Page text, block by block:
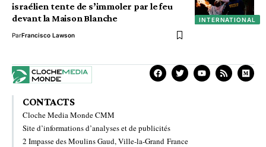
INTERNATIONAL
israélien tente de s’immoler par le feu
devant la Maison Blanche
ParFrancisco Lawson
CONTACTS
Cloche Media Monde CMM
Site d’informations d’analyses et de publicités
2 Impasse des Moulins Gaud, Ville-la-Grand France